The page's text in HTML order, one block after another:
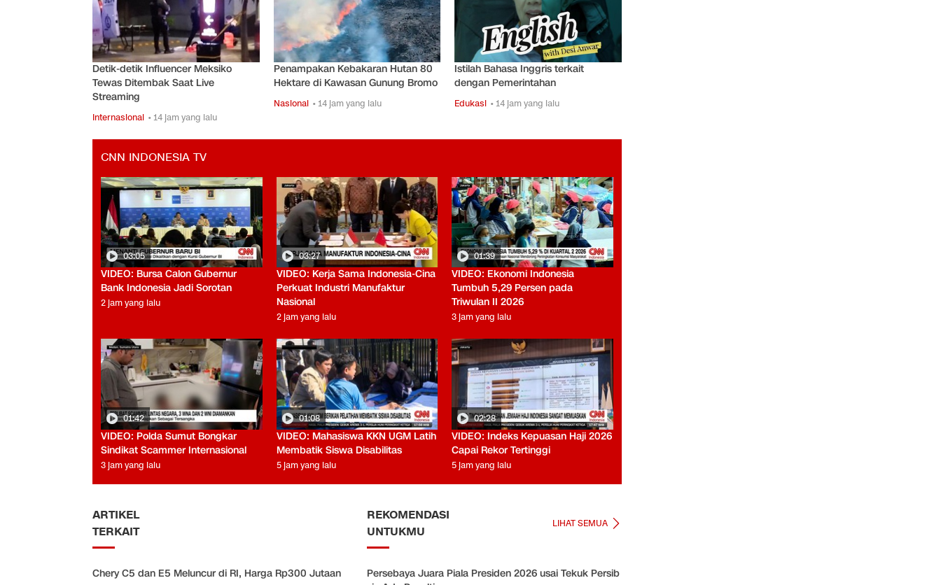
Detik-detik Influencer Meksiko
Tewas Ditembak Saat Live
Streaming
Internasional • 14 jam yang lalu
Penampakan Kebakaran Hutan 80
Hektare di Kawasan Gunung Bromo
Nasional • 14 jam yang lalu
Istilah Bahasa Inggris terkait
dengan Pemerintahan
Edukasi • 14 jam yang lalu
CNN INDONESIA TV
03:05
VIDEO: Bursa Calon Gubernur
Bank Indonesia Jadi Sorotan
2 jam yang lalu
03:27
VIDEO: Kerja Sama Indonesia-Cina
Perkuat Industri Manufaktur
Nasional
2 jam yang lalu
01:39
VIDEO: Ekonomi Indonesia
Tumbuh 5,29 Persen pada
Triwulan II 2026
3 jam yang lalu
01:42
VIDEO: Polda Sumut Bongkar
Sindikat Scammer Internasional
3 jam yang lalu
01:08
VIDEO: Mahasiswa KKN UGM Latih
Membatik Siswa Disabilitas
5 jam yang lalu
02:28
VIDEO: Indeks Kepuasan Haji 2026
Capai Rekor Tertinggi
5 jam yang lalu
ARTIKEL
TERKAIT
Chery C5 dan E5 Meluncur di RI, Harga Rp300 Jutaan
REKOMENDASI
UNTUKMU
LIHAT SEMUA
Persebaya Juara Piala Presiden 2026 usai Tekuk Persib